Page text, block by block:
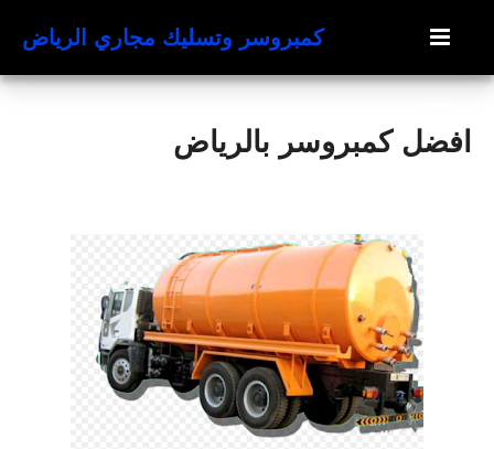
كمبروسر وتسليك مجاري الرياض
افضل كمبروسر بالرياض